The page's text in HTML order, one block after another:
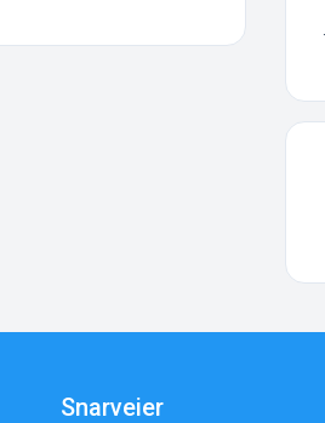
Snarveier